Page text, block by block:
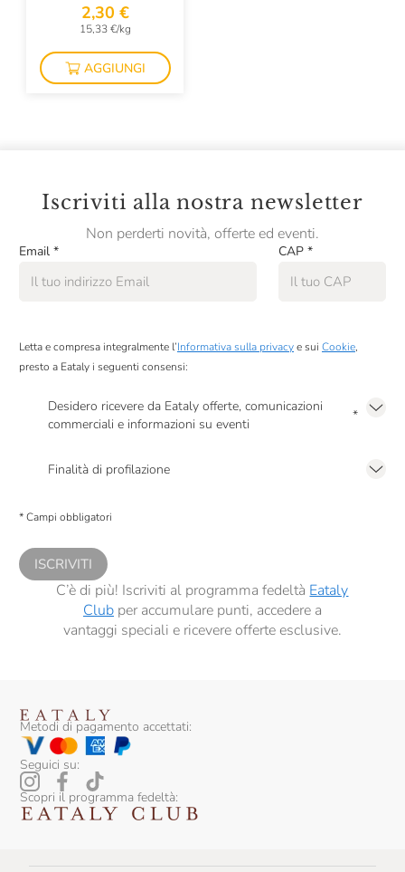
Fresco Piada
Galvanina
Giovanni Fratepietro
Golosi Di Salute
Guadagni Fausto
Il Frutto Permesso
Il Vallino
Italia Zuccheri
Italpesto
J.Gasco
La Gallinara
La Gastronomia Di Eataly
La Granda Pronta
2,30 €
15,33 €/kg
AGGIUNGI
Iscriviti alla nostra newsletter
Non perderti novità, offerte ed eventi.
Email * CAP *
Letta e compresa integralmente l’Informativa sulla privacye sui Cookie,
presto a Eataly i seguenti consensi:
Desidero ricevere da Eataly offerte, comunicazioni
commerciali e informazioni su eventi
*
Finalità di profilazione
comunicazioni commerciali personalizzate, in caso di consenso prestato ai
* Campi obbligatori
ISCRIVITI
C’è di più! Iscriviti al programma fedeltà Eataly
Clubper accumulare punti, accedere a
vantaggi speciali e ricevere offerte esclusive.
Metodi di pagamento accettati:
Seguici su:
Scopri il programma fedeltà: